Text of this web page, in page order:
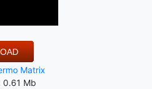
Matrix
0.61 Mb